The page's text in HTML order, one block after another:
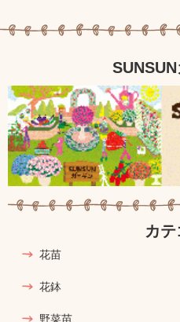
カテ
花苗
花鉢
野菜苗